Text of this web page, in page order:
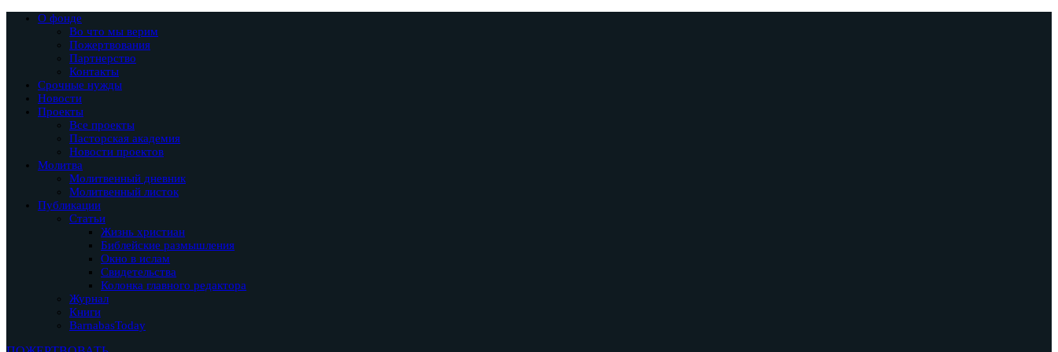
О фонде
Во что мы верим
Пожертвования
Партнерство
Контакты
Срочные нужды
Новости
Проекты
Все проекты
Пасторская академия
Новости проектов
Молитва
Молитвенный дневник
Молитвенный листок
Публикации
Статьи
Жизнь христиан
Библейские размышления
Окно в ислам
Свидетельства
Колонка главного редактора
Журнал
Книги
BarnabasToday